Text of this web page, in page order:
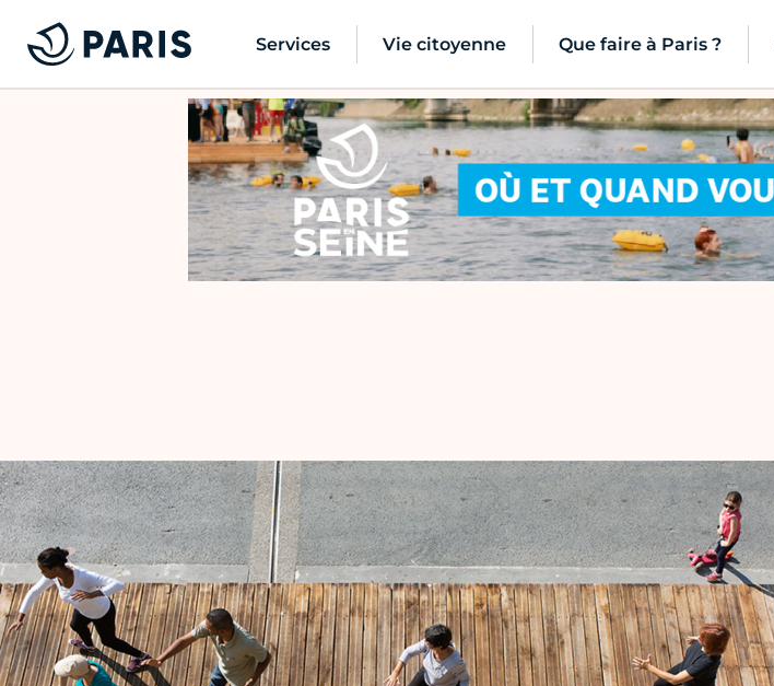
Services Vie citoyenne Que faire à Paris ?